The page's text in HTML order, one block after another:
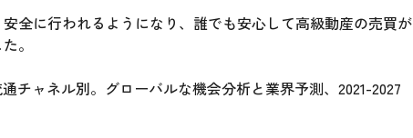
全に行われるようになり、誰でも安心して高級動産の売買が
。
ャネル別。グローバルな機会分析と業界予測、2021-2027